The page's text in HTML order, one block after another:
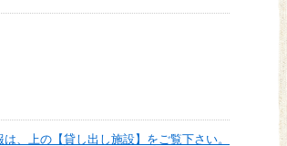
、上の【貸し出し施設】をご覧下さい。